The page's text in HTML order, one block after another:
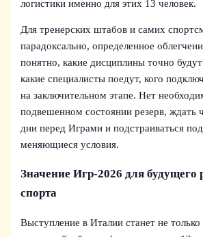
логистики именно для этих 13 человек.
Для тренерских штабов и самих
парадоксально, определенное
понятно, какие дисциплины точно
какие специалисты поедут, кого
на заключительном этапе. Нет
подвешенном состоянии резерв, ждать
дни перед Играми и подстраиваться
меняющиеся условия.
Значение Игр‑2026 для будущего
спорта
Выступление в Италии станет не только